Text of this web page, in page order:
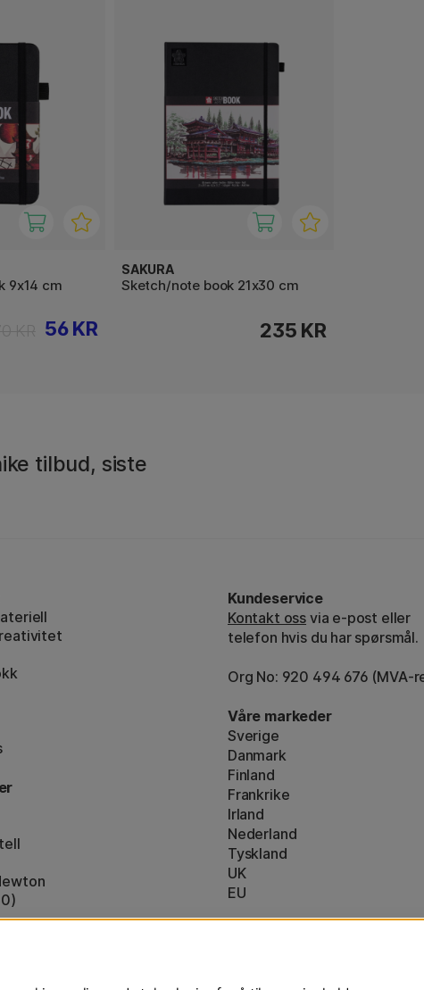
9x14 cm
56 KR
SAKURA
Sketch/note book 21x30 cm
235 KR
tilbud, siste
Kundeservice
Kontakt oss via e-post eller
telefon hvis du har spørsmål.
Org No: 920 494 676 (MVA-
Våre markeder
Sverige
Danmark
Finland
Frankrike
Irland
Nederland
Tyskland
UK
EU